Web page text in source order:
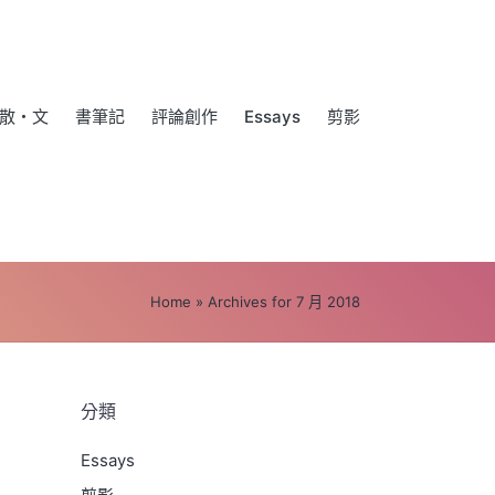
散・文 書筆記 評論創作 Essays 剪影
Home » Archives for 7 月 2018
分類
Essays